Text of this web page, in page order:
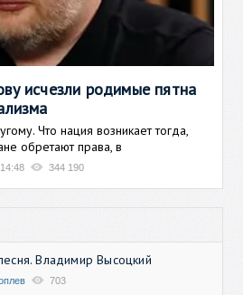
исчезли родимые пятна
Что нация возникает тогда,
обретают права, в
344 190
Владимир Высоцкий
703